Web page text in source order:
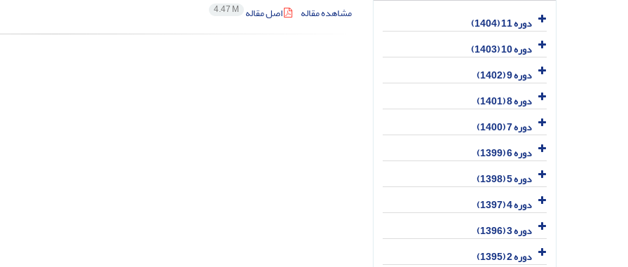
مشاهده مقاله
اصل مقاله 4.47 M
دوره 11 (1404)
دوره 10 (1403)
دوره 9 (1402)
دوره 8 (1401)
دوره 7 (1400)
دوره 6 (1399)
دوره 5 (1398)
دوره 4 (1397)
دوره 3 (1396)
دوره 2 (1395)